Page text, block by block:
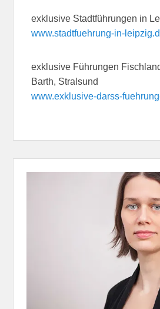
exklusive Stadtführungen in
www.stadtfuehrung-in-
exklusive Führungen
Barth, Stralsund
www.exklusive-darss-